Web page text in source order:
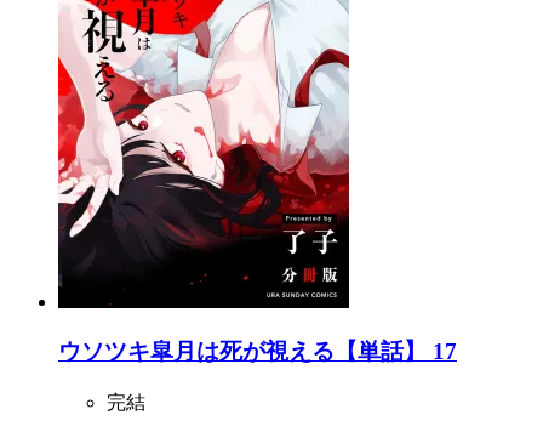
ウソツキ皐月は死が視える【単話】 17
完結